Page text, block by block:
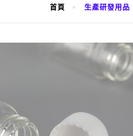
首頁 生產研發用品